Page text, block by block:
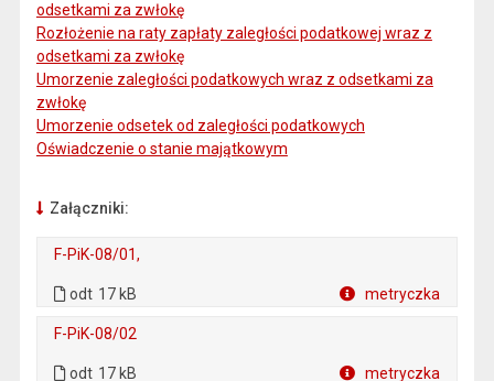
odsetkami za zwłokę
Rozłożenie na raty zapłaty zaległości podatkowej wraz z
odsetkami za zwłokę
Umorzenie zaległości podatkowych wraz z odsetkami za
zwłokę
Umorzenie odsetek od zaległości podatkowych
Oświadczenie o stanie majątkowym
Załączniki:
F-PiK-08/01,
odt 17 kB metryczka
F-PiK-08/02
odt 17 kB metryczka